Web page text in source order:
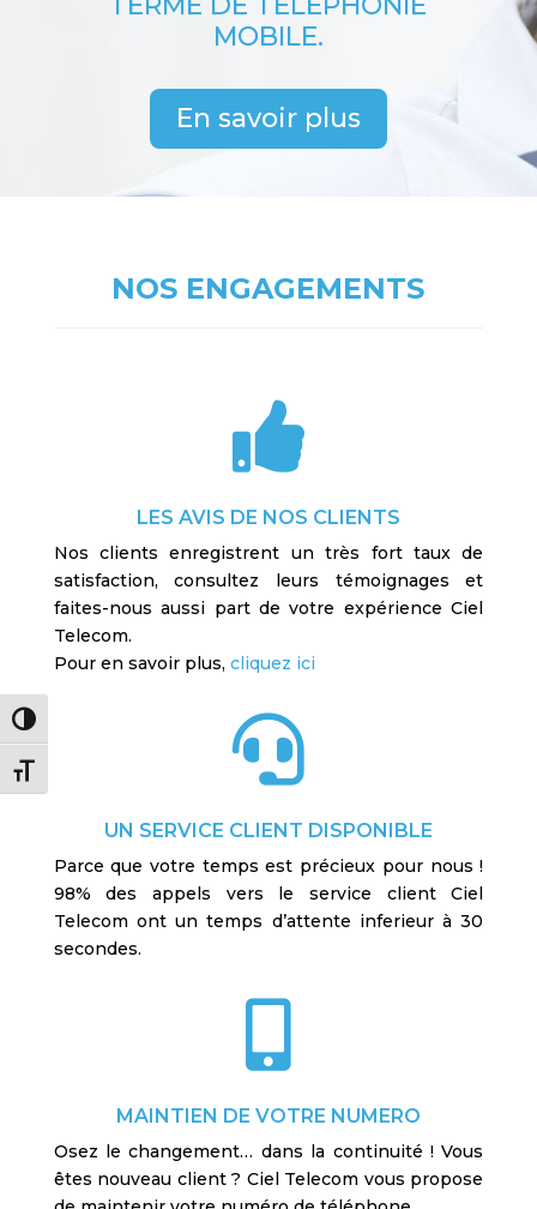
Passer en contraste élevé
Changer la taille de la police
MOBILE.
En savoir plus
NOS ENGAGEMENTS

LES AVIS DE NOS CLIENTS
Nos clients enregistrent un très fort taux de
satisfaction, consultez leurs témoignages et
faites-nous aussi part de votre expérience Ciel
Telecom.
Pour en savoir plus, cliquez ici

UN SERVICE CLIENT DISPONIBLE
Parce que votre temps est précieux pour nous !
98% des appels vers le service client Ciel
Telecom ont un temps d’attente inferieur à 30
secondes.

MAINTIEN DE VOTRE NUMERO
Osez le changement… dans la continuité ! Vous
êtes nouveau client ? Ciel Telecom vous propose